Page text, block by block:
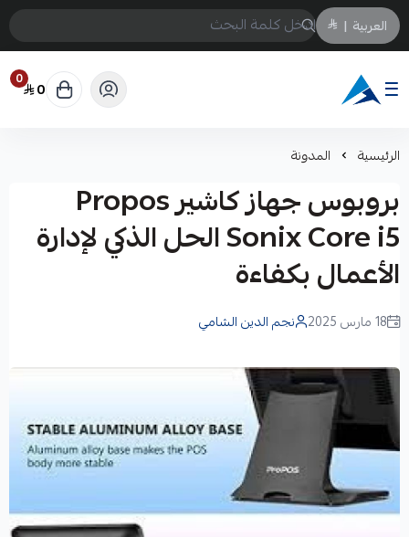
العربية |
Arabtechksa
0 0
الرئيسية المدونة
بروبوس جهاز كاشير Propos
Sonix Core i5 الحل الذكي لإدارة
الأعمال بكفاءة
18 مارس 2025 نجم الدين الشامي